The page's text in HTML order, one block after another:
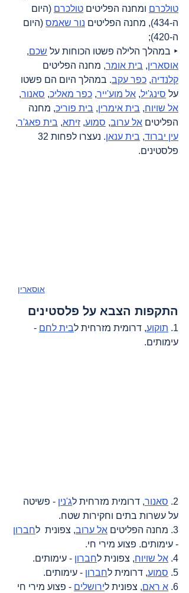
טולכרם ומחנה הפליטים טולכרם (היום
ה-434), מחנה הפליטים
נור שאמס (היום
ה-420);
‣ במהלך הלילה פשטו הכוחות על שכם,
אוסארין, בית אומר, מחנה הפליטים
קלנדיה, כפר עקב. במהלך היום הם פשטו
על סינג'יל, אל מוע'ייר, כפר מאליכ, סאנור,
אל שויוח, בית אימרין, בית פוריכ, מחנה
הפליטים אל ערוב, סמוע, זיתא, בית פאג'ר,
עין יברוד, בית ענאן. נעצרו לפחות
פלסטינים.
אוסארין
התקפות הצבא על פלסטינים
1. תוקוע, דרומית מזרחית לבית לחם -
עימותים.
2. סאנור, דרומית מזרחית לג'נין - פשיטה
על עשרות בתים וחקירות שטח.
3. מחנה הפליטים
אל ערוב, צפונית  לחברון
- עימותים. פצוע מירי חי.
4. אל שויוח, צפונית לחברון - עימותים.
5. סמוע, דרומית לחברון - עימותים.
6. א ראם, צפונית לירושלים - פצוע מירי חי